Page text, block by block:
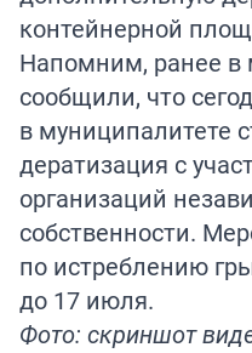
контейнерной
Напомним, ранее в
сообщили, что
в муниципалитете
дератизация с
организаций
собственности.
по истреблению
до 17 июля.
Фото: скриншот